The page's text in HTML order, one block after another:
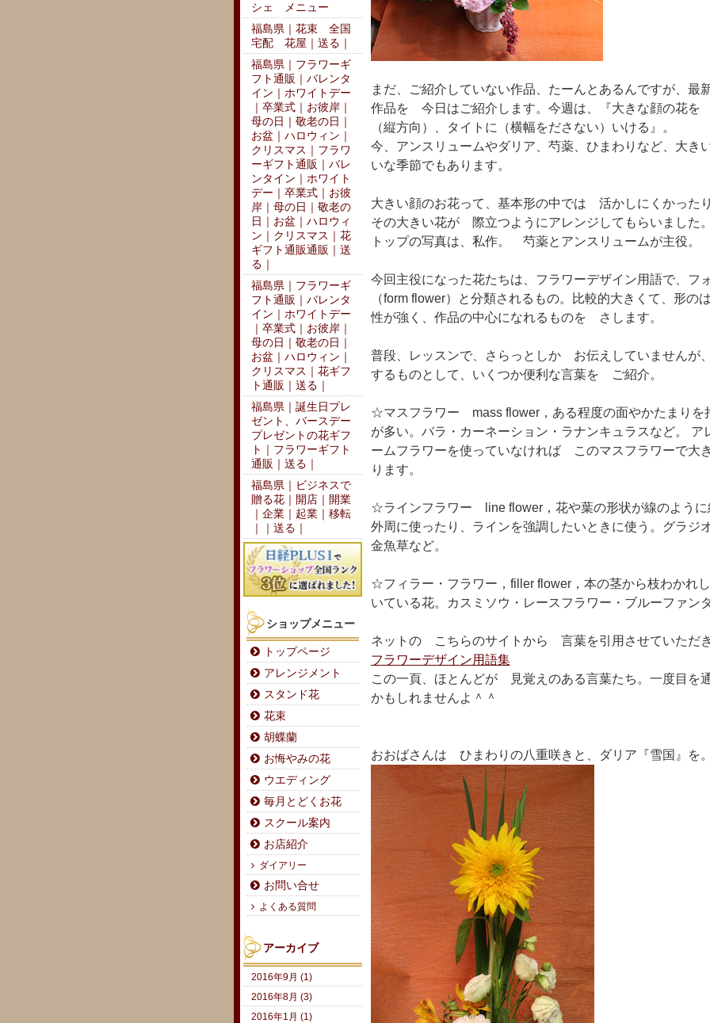
まだ、ご紹介していない作品、たーんとあるんですが、最
作品を 今日はご紹介します。今週は、『大きな顔の花を
（縦方向）、タイトに（横幅をださない）いける』。
今、アンスリュームやダリア、芍薬、ひまわりなど、大
いな季節でもあります。
大きい顔のお花って、基本形の中では 活かしにくかった
その大きい花が 際立つようにアレンジしてもらいました
トップの写真は、私作。 芍薬とアンスリュームが主役。
今回主役になった花たちは、フラワーデザイン用語で、フ
（form flower）と分類されるもの。比較的大きくて、形の
性が強く、作品の中心になれるものを さします。
普段、レッスンで、さらっとしか お伝えしていませんが
するものとして、いくつか便利な言葉を ご紹介。
☆マスフラワー mass flower，ある程度の面やかたまりを
が多い。バラ・カーネーション・ラナンキュラスなど。 ア
ームフラワーを使っていなければ このマスフラワーで大
ります。
☆ラインフラワー line flower，花や葉の形状が線のように
外周に使ったり、ラインを強調したいときに使う。グラジ
金魚草など。
☆フィラー・フラワー，filler flower，本の茎から枝わかれ
いている花。カスミソウ・レースフラワー・ブルーファン
ネットの こちらのサイトから 言葉を引用させていただ
フラワーデザイン用語集
この一頁、ほとんどが 見覚えのある言葉たち。一度目を
かもしれませんよ＾＾
おおばさんは ひまわりの八重咲きと、ダリア『雪国』を
シェ メニュー
福島県｜花束 全国
宅配 花屋｜送る｜
福島県｜フラワーギ
フト通販｜バレンタ
イン｜ホワイトデー
｜卒業式｜お彼岸｜
母の日｜敬老の日｜
お盆｜ハロウィン｜
クリスマス｜フラワ
ーギフト通販｜バレ
ンタイン｜ホワイト
デー｜卒業式｜お彼
岸｜母の日｜敬老の
日｜お盆｜ハロウィ
ン｜クリスマス｜花
ギフト通販通販｜送
る｜
福島県｜フラワーギ
フト通販｜バレンタ
イン｜ホワイトデー
｜卒業式｜お彼岸｜
母の日｜敬老の日｜
お盆｜ハロウィン｜
クリスマス｜花ギフ
ト通販｜送る｜
福島県｜誕生日プレ
ゼント、バースデー
プレゼントの花ギフ
ト｜フラワーギフト
通販｜送る｜
福島県｜ビジネスで
贈る花｜開店｜開業
｜企業｜起業｜移転
｜｜送る｜
ショップメニュー
トップページ
アレンジメント
スタンド花
花束
胡蝶蘭
お悔やみの花
ウエディング
毎月とどくお花
スクール案内
お店紹介
ダイアリー
お問い合せ
よくある質問
アーカイブ
2016年9月 (1)
2016年8月 (3)
2016年1月 (1)